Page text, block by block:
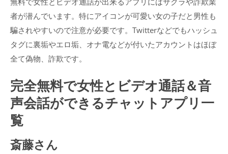
者が潜んでいます。特にアイコンが可愛い女の子だと男性も
騙されやすいので注意が必要です。Twitterなどでもハッシュ
タグに裏垢やエロ垢、オナ電などが付いたアカウントはほぼ
全て偽物、詐欺です。
完全無料で女性とビデオ通話＆音
声会話ができるチャットアプリ一
覧
斎藤さん